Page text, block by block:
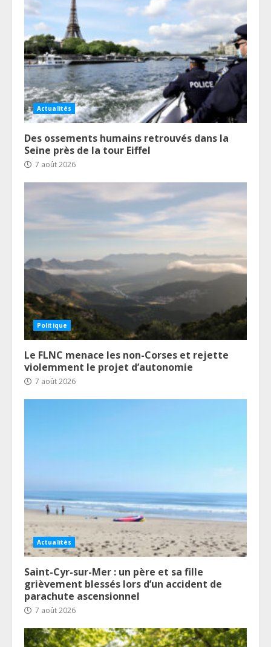
Actualités
Des ossements humains retrouvés dans la
Seine près de la tour Eiffel
7 août 2026
Politique
Le FLNC menace les non-Corses et rejette
violemment le projet d’autonomie
7 août 2026
Actualités
Saint-Cyr-sur-Mer : un père et sa fille
grièvement blessés lors d’un accident de
parachute ascensionnel
7 août 2026